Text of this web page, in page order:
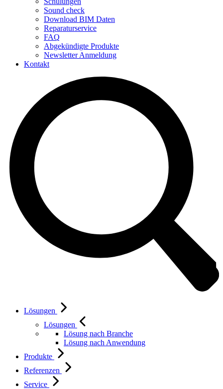
Sound check
Download BIM Daten
Reparaturservice
FAQ
Abgekündigte Produkte
Newsletter Anmeldung
Kontakt
Lösungen
Lösungen
Lösung nach Branche
Lösung nach Anwendung
Produkte
Referenzen
Service